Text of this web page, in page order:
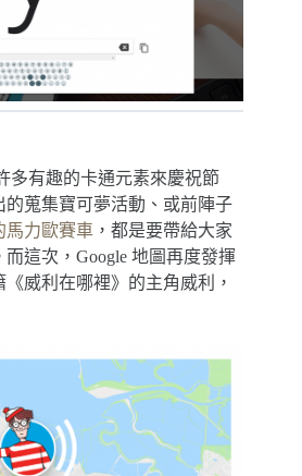
多有趣的卡通元素來慶祝節
的蒐集寶可夢活動、或前陣子
馬力歐賽車 ，都是要帶給大家
而這次，Google 地圖再度發揮
威利在哪裡》的主角威利，